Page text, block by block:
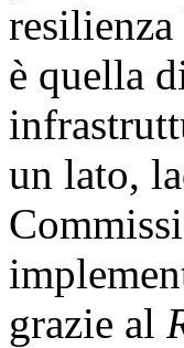
è quella
un lato,
grazie al